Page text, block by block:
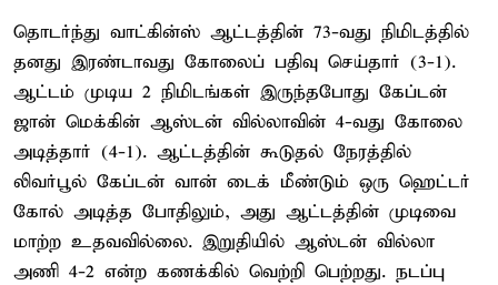
தொடர்ந்து வாட்கின்ஸ் ஆட்டத்தின் 73-வது நிமிடத்தில்
தனது இரண்டாவது கோலைப் பதிவு செய்தார் (3-1).
ஆட்டம் முடிய 2 நிமிடங்கள் இருந்தபோது கேப்டன்
ஜான் மெக்கின் ஆஸ்டன் வில்லாவின் 4-வது கோலை
அடித்தார் (4-1). ஆட்டத்தின் கூடுதல் நேரத்தில்
லிவர்பூல் கேப்டன் வான் டைக் மீண்டும் ஒரு ஹெட்டர்
கோல் அடித்த போதிலும், அது ஆட்டத்தின் முடிவை
மாற்ற உதவவில்லை. இறுதியில் ஆஸ்டன் வில்லா
அணி 4-2 என்ற கணக்கில் வெற்றி பெற்றது. நடப்பு